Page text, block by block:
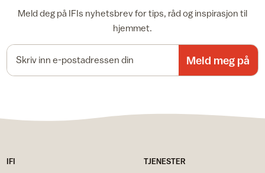
Meld deg på IFIs nyhetsbrev for tips, råd og inspirasjon til
hjemmet.
Meld meg på
IFI
TJENESTER